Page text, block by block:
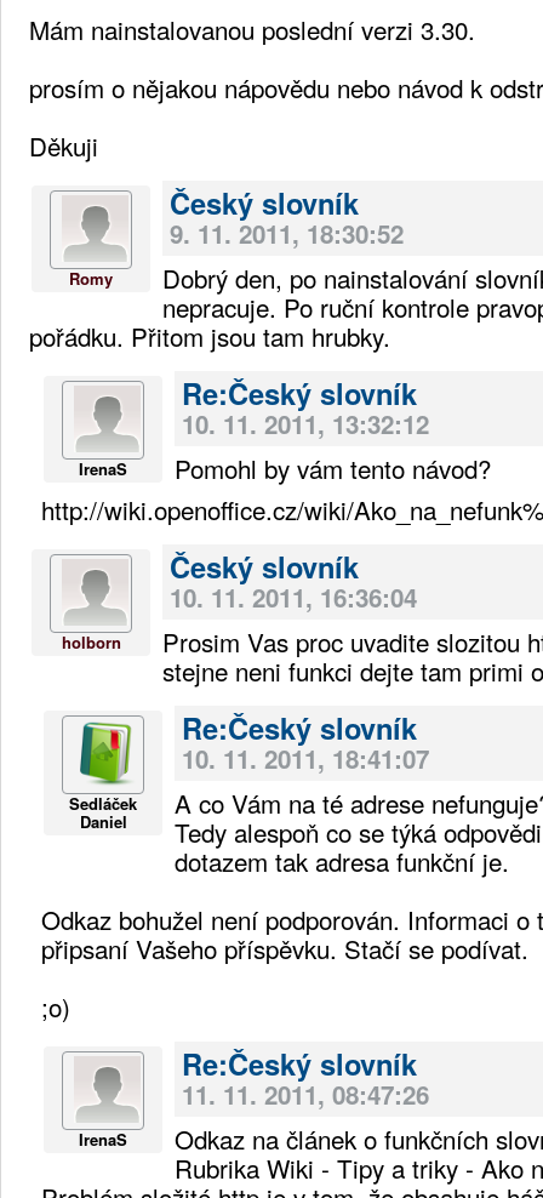
Mám nainstalovanou poslední verzi 3.30.
prosím o nějakou nápovědu nebo návod k
Děkuji
Romy
Český slovník
9. 11. 2011, 18:30:52
Dobrý den, po nainstalování
nepracuje. Po ruční kontrole
pořádku. Přitom jsou tam hrubky.
IrenaS
Re:Český slovník
10. 11. 2011, 13:32:12
Pomohl by vám tento návod?
http://wiki.openoffice.cz/wiki/
holborn
Český slovník
10. 11. 2011, 16:36:04
Prosim Vas proc uvadite slozitou
stejne neni funkci dejte tam primi
Sedláček
Daniel
Re:Český slovník
10. 11. 2011, 18:41:07
A co Vám na té adrese
Tedy alespoň co se týká
dotazem tak adresa funkční je.
Odkaz bohužel není podporován. Informaci o
připsaní Vašeho příspěvku. Stačí se podívat.
;o)
IrenaS
Re:Český slovník
11. 11. 2011, 08:47:26
Odkaz na článek o funkčních
Rubrika Wiki - Tipy a triky - Ako